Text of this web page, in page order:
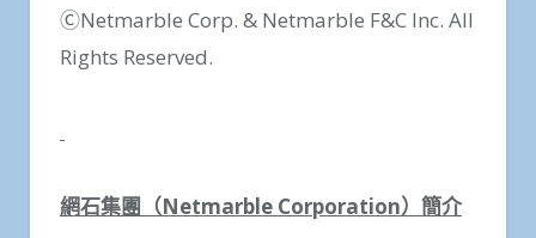
ⒸNetmarble Corp. & Netmarble F&C Inc. All
Rights Reserved.
網石集團（Netmarble Corporation）簡介